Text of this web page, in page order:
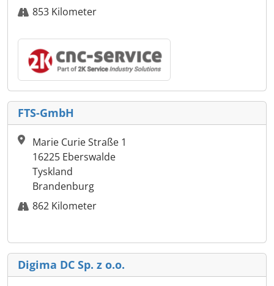
853 Kilometer
FTS-GmbH
Marie Curie Straße 1
16225 Eberswalde
Tyskland
Brandenburg
862 Kilometer
Digima DC Sp. z o.o.